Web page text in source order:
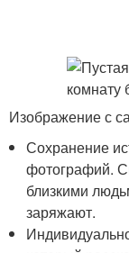
Изображение с
Сохранение
фотографий.
близкими
заряжают.